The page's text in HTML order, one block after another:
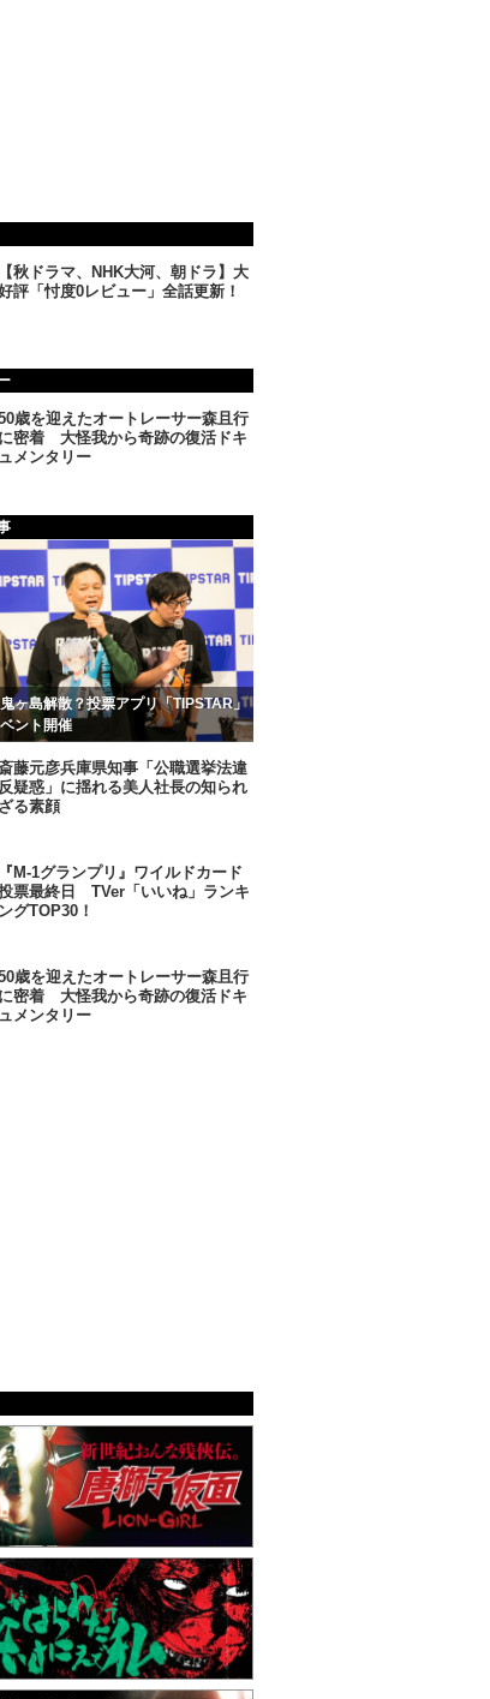
【秋ドラマ、NHK大河、朝ドラ】大
評「忖度0レビュー」全話更新！
歳を迎えたオートレーサー森且行
に密着 大怪我から奇跡の復活ドキ
ュメンタリー
ヶ島解散？投票アプリ「TIPSTAR」
ント開催
藤元彦兵庫県知事「公職選挙法違
反疑惑」に揺れる美人社長の知られ
ざる素顔
『M-1グランプリ』ワイルドカード
票最終日 TVer「いいね」ランキ
ングTOP30！
歳を迎えたオートレーサー森且行
に密着 大怪我から奇跡の復活ドキ
ュメンタリー